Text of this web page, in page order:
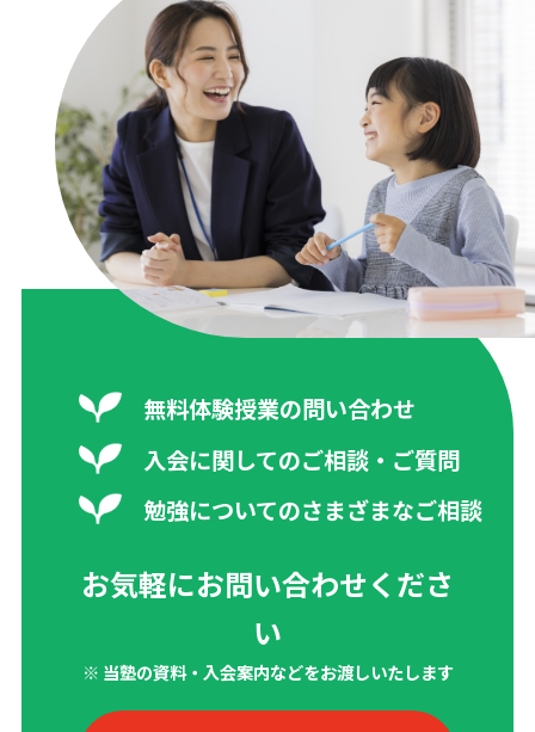
無料体験授業の問い合わせ
入会に関してのご相談・ご質問
勉強についてのさまざまなご相談
お気軽にお問い合わせくださ
い
※ 当塾の資料・入会案内などをお渡しいたします